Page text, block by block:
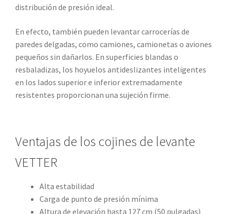
distribución de presión ideal.
En efecto, también pueden levantar carrocerías de
paredes delgadas, como camiones, camionetas o aviones
pequeños sin dañarlos. En superficies blandas o
resbaladizas, los hoyuelos antideslizantes inteligentes
en los lados superior e inferior extremadamente
resistentes proporcionan una sujeción firme.
Ventajas de los cojines de levante
VETTER
Alta estabilidad
Carga de punto de presión mínima
Altura de elevación hasta 127 cm (50 pulgadas)